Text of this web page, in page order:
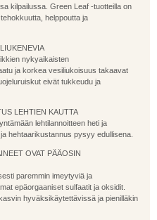
kilpailussa. Green Leaf -tuotteilla on
helppoutta ja
nyky­aikaisten
ja korkea vesiliukoisuus takaavat
eivät tukkeudu ja
LEHTIEN KAUTTA
lehtilan­noitteen heti ja
hehtaarikustannus pysyy edullisena.
OVAT PÄÄOSIN
paremmin imeytyviä ja
epäorgaaniset sulfaatit ja oksidit.
hyväksikäytettävissä ja pienilläkin